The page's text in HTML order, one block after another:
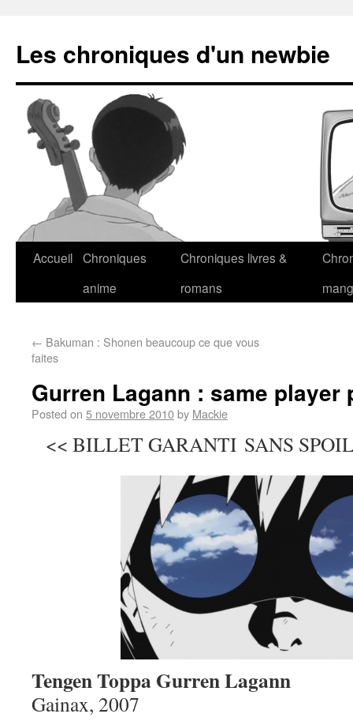
Les chroniques d'un newbie
Accueil Chroniques
anime
Chroniques livres &
romans
← Bakuman : Shonen beaucoup ce que vous
faites
Gurren Lagann : same player
Posted on 5 novembre 2010by Mackie
<< BILLET GARANTI SANS
Tengen Toppa Gurren Lagann
Gainax, 2007